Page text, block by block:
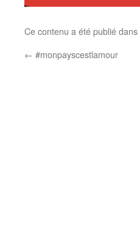
Ce contenu a été publié dans
← #monpayscestlamour